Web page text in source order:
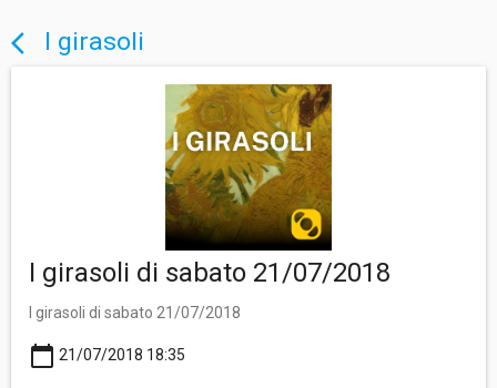
arrow_back_ios I girasoli
I girasoli di sabato 21/07/2018
I girasoli di sabato 21/07/2018
calendar_today 21/07/2018 18:35